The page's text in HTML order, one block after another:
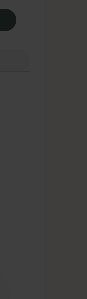
+ 10 mg/g, 149 kr.